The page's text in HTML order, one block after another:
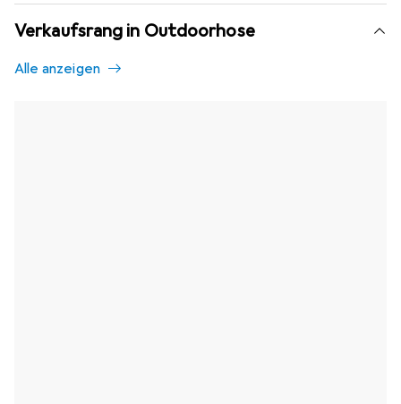
Verkaufsrang in Outdoorhose
Alle anzeigen